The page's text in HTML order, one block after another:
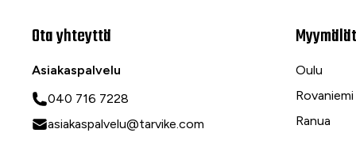
Ota yhteyttä
Asiakaspalvelu
040 716 7228
asiakaspalvelu@tarvike.com
Myymälät
Oulu
Rovaniemi
Ranua